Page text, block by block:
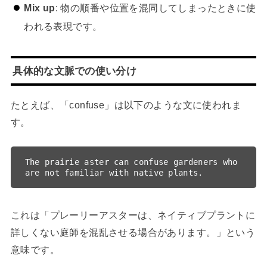
Mix up: 物の順番や位置を混同してしまったときに使
われる表現です。
具体的な文脈での使い分け
たとえば、「confuse」は以下のような文に使われま
す。
The prairie aster can confuse gardeners who
これは「プレーリーアスターは、ネイティブプラントに
詳しくない庭師を混乱させる場合があります。」という
意味です。